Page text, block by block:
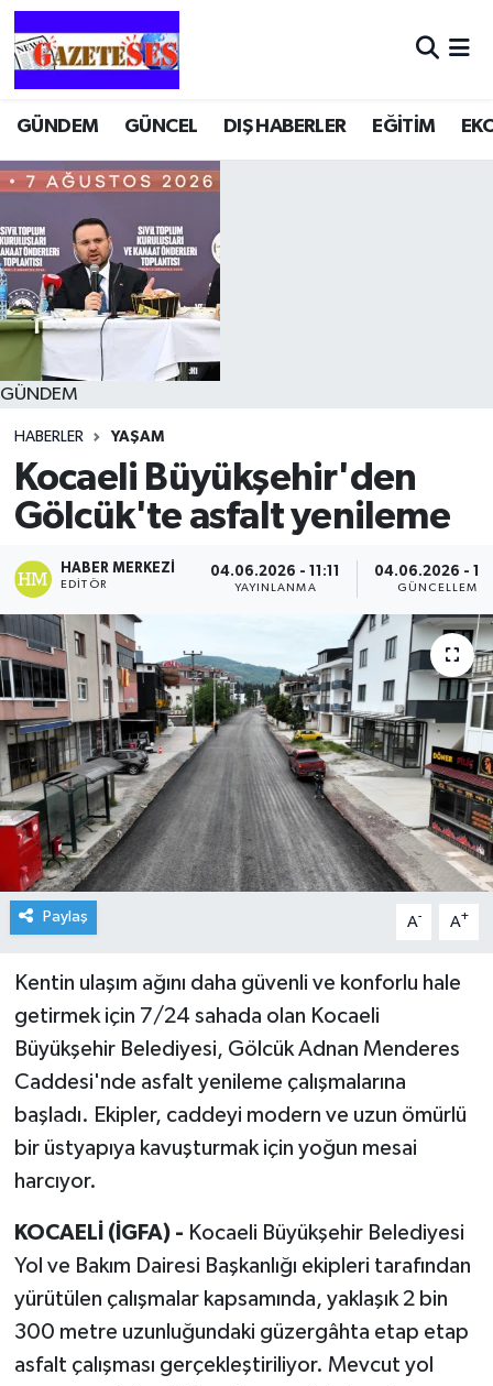
GÜNDEM GÜNCEL DIŞ HABERLER EĞİTİM
GÜNDEM
HABERLER YAŞAM
Kocaeli Büyükşehir'den
Gölcük'te asfalt yenileme
HABER MERKEZI
EDITÖR
04.06.2026 - 11:11
YAYINLANMA
04.06.2026 -
GÜNCELLEME
Paylaş A- A+
Kentin ulaşım ağını daha güvenli ve konforlu hale
getirmek için 7/24 sahada olan Kocaeli
Büyükşehir Belediyesi, Gölcük Adnan Menderes
Caddesi'nde asfalt yenileme çalışmalarına
başladı. Ekipler, caddeyi modern ve uzun ömürlü
bir üstyapıya kavuşturmak için yoğun mesai
harcıyor.
KOCAELİ (İGFA) - Kocaeli Büyükşehir Belediyesi
Yol ve Bakım Dairesi Başkanlığı ekipleri tarafından
yürütülen çalışmalar kapsamında, yaklaşık 2 bin
300 metre uzunluğundaki güzergâhta etap etap
asfalt çalışması gerçekleştiriliyor. Mevcut yol